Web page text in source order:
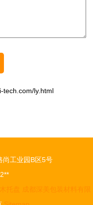
tech.com/ly.html
尚工业园B区5号
木托盘
成都深美包装材料有限